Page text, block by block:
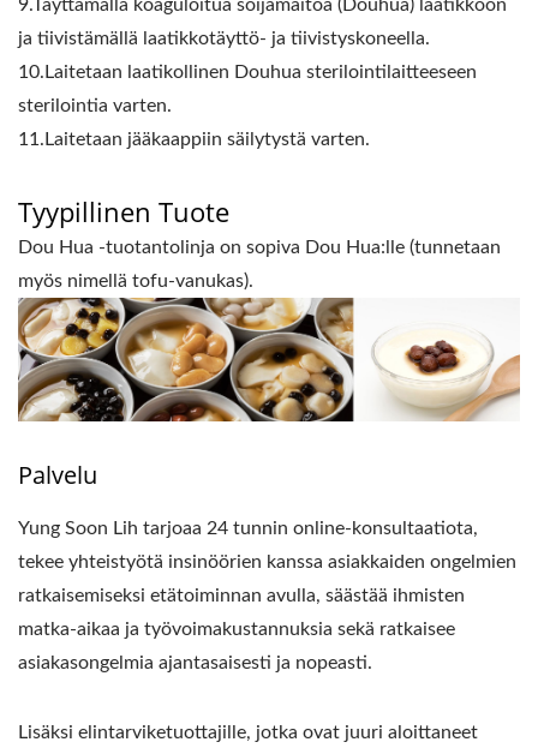
9.Täyttämällä koaguloitua soijamaitoa (Douhua) laatikkoon
ja tiivistämällä laatikkotäyttö- ja tiivistyskoneella.
10.Laitetaan laatikollinen Douhua sterilointilaitteeseen
sterilointia varten.
11.Laitetaan jääkaappiin säilytystä varten.
Tyypillinen Tuote
Dou Hua -tuotantolinja on sopiva Dou Hua:lle (tunnetaan
myös nimellä tofu-vanukas).
Palvelu
Yung Soon Lih tarjoaa 24 tunnin online-konsultaatiota,
tekee yhteistyötä insinöörien kanssa asiakkaiden ongelmien
ratkaisemiseksi etätoiminnan avulla, säästää ihmisten
matka-aikaa ja työvoimakustannuksia sekä ratkaisee
asiakasongelmia ajantasaisesti ja nopeasti.
Lisäksi elintarviketuottajille, jotka ovat juuri aloittaneet